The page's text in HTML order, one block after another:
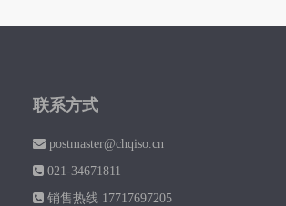
联系方式
postmaster@chqiso.cn
021-34671811
销售热线 17717697205